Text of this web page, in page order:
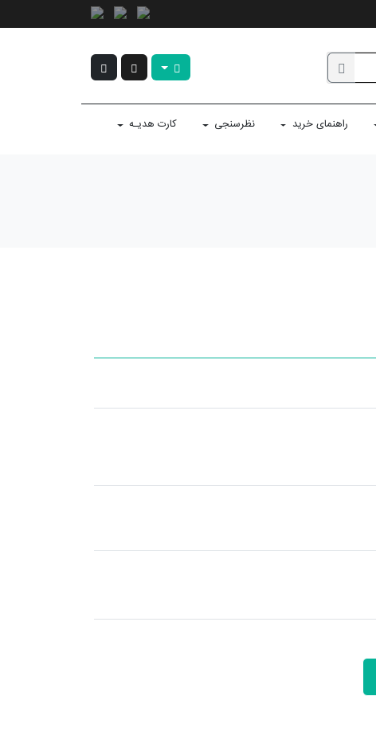
راهنمای خرید نظرسنجی کارت هدیـه